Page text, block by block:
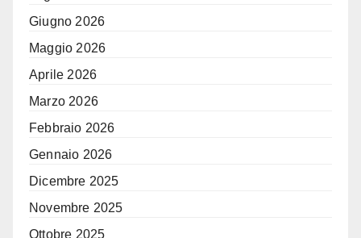
Giugno 2026
Maggio 2026
Aprile 2026
Marzo 2026
Febbraio 2026
Gennaio 2026
Dicembre 2025
Novembre 2025
Ottobre 2025